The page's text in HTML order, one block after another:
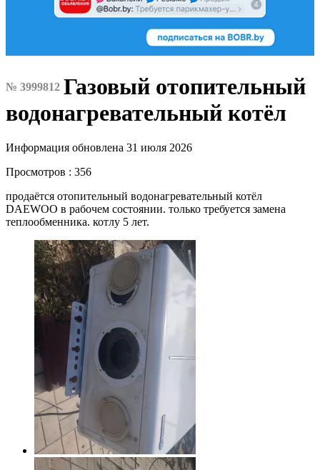
№ 3999812 Газовый отопительный
водонагревательный котёл
Информация обновлена 31 июля 2026
Просмотров : 356
продаётся отопительный водонагревательный котёл
DAEWOO в рабочем состоянии. только требуется замена
теплообменника. котлу 5 лет.